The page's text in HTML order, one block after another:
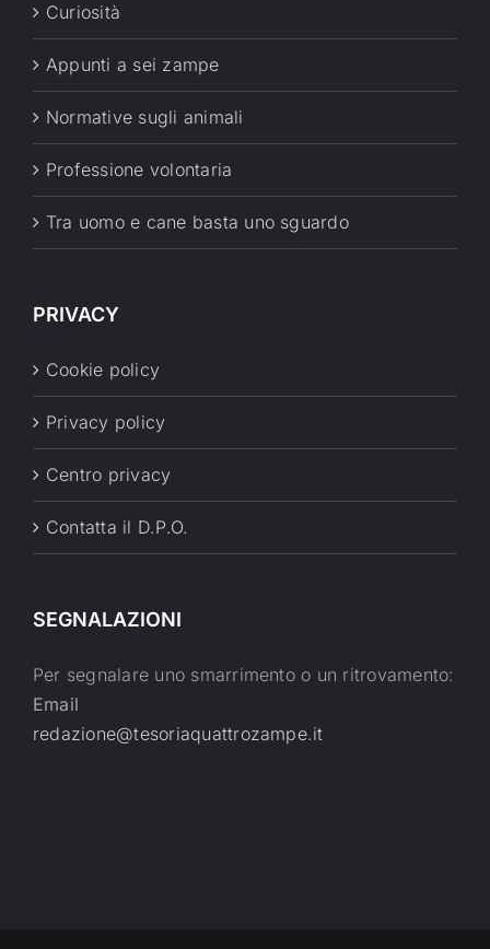
Curiosità
Appunti a sei zampe
Normative sugli animali
Professione volontaria
Tra uomo e cane basta uno sguardo
PRIVACY
Cookie policy
Privacy policy
Centro privacy
Contatta il D.P.O.
SEGNALAZIONI
Per segnalare uno smarrimento o un ritrovamento:
Email
redazione@tesoriaquattrozampe.it